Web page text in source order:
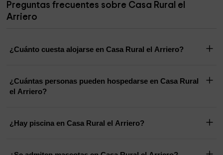
Preguntas frecuentes sobre Casa Rural el
Arriero
¿Cuánto cuesta alojarse en Casa Rural el Arriero?
¿Cuántas personas pueden hospedarse en Casa Rural
el Arriero?
¿Hay piscina en Casa Rural el Arriero?